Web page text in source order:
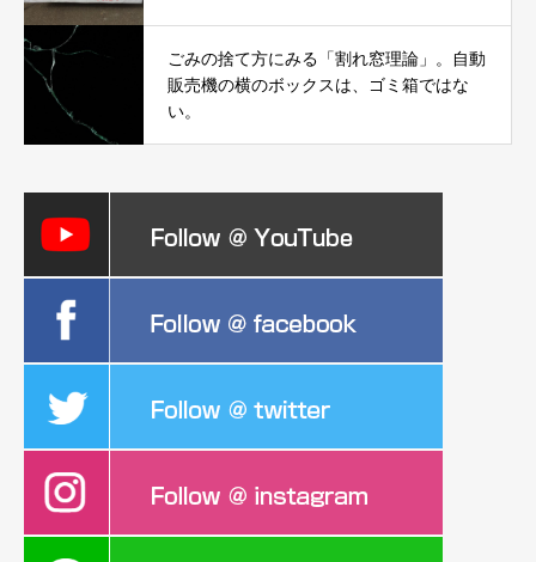
ごみの捨て方にみる「割れ窓理論」。自動
販売機の横のボックスは、ゴミ箱ではな
い。